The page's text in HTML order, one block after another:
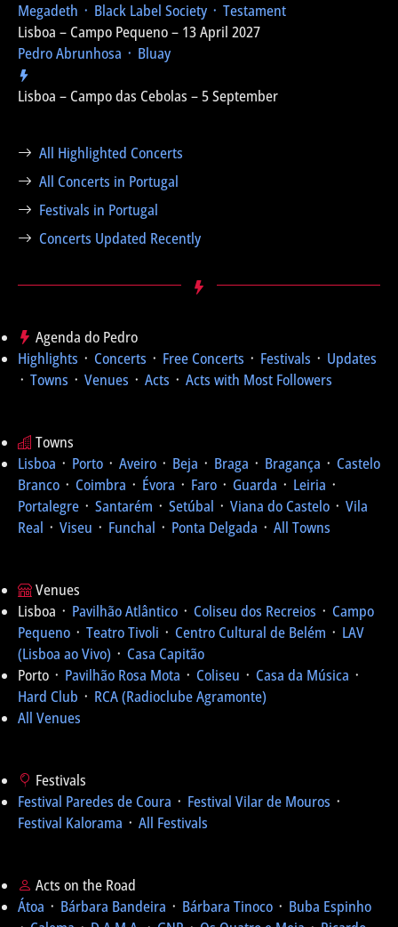
Megadeth ᛫ Black Label Society ᛫ Testament
Lisboa – Campo Pequeno – 13 April 2027
Pedro Abrunhosa ᛫ Bluay
Lisboa – Campo das Cebolas – 5 September
All Highlighted Concerts
All Concerts in Portugal
Festivals in Portugal
Concerts Updated Recently
Agenda do Pedro
Highlights ᛫ Concerts ᛫ Free Concerts ᛫ Festivals ᛫ Updates
᛫ Towns ᛫ Venues ᛫ Acts ᛫ Acts with Most Followers
Towns
Lisboa ᛫ Porto ᛫ Aveiro ᛫ Beja ᛫ Braga ᛫ Bragança ᛫ Castelo
Branco ᛫ Coimbra ᛫ Évora ᛫ Faro ᛫ Guarda ᛫ Leiria ᛫
Portalegre ᛫ Santarém ᛫ Setúbal ᛫ Viana do Castelo ᛫ Vila
Real ᛫ Viseu ᛫ Funchal ᛫ Ponta Delgada ᛫ All Towns
Venues
Lisboa ᛫ Pavilhão Atlântico ᛫ Coliseu dos Recreios ᛫ Campo
Pequeno ᛫ Teatro Tivoli ᛫ Centro Cultural de Belém ᛫ LAV
(Lisboa ao Vivo) ᛫ Casa Capitão
Porto ᛫ Pavilhão Rosa Mota ᛫ Coliseu ᛫ Casa da Música ᛫
Hard Club ᛫ RCA (Radioclube Agramonte)
All Venues
Festivals
Festival Paredes de Coura ᛫ Festival Vilar de Mouros ᛫
Festival Kalorama ᛫ All Festivals
Acts on the Road
Átoa ᛫ Bárbara Bandeira ᛫ Bárbara Tinoco ᛫ Buba Espinho